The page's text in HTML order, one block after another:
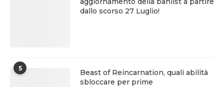
dallo scorso 27 Luglio!
5
Beast of Reincarnation, quali abilità
sbloccare per prime